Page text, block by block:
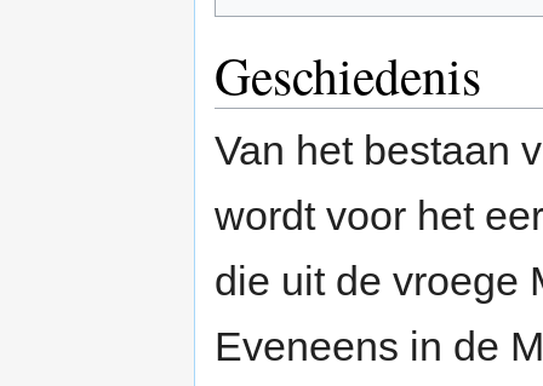
Geschiedenis
Van het bestaan
wordt voor het
die uit de vroege
Eveneens in de